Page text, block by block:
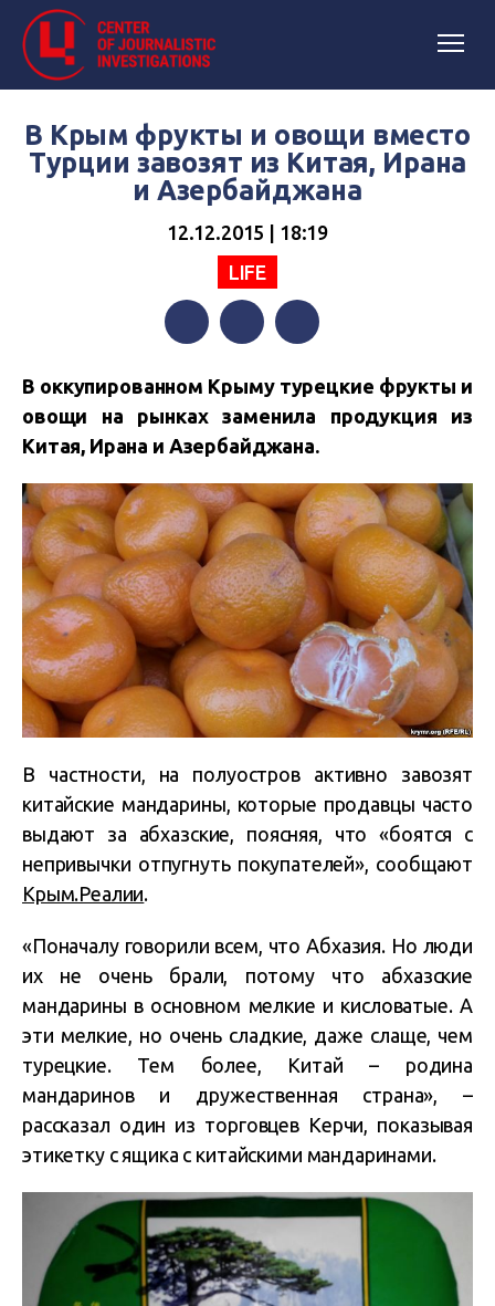
В Крым фрукты и овощи вместо
Турции завозят из Китая, Ирана
и Азербайджана
12.12.2015 | 18:19
LIFE
В оккупированном Крыму турецкие фрукты и
овощи на рынках заменила продукция из
Китая, Ирана и Азербайджана.
В частности, на полуостров активно завозят
китайские мандарины, которые продавцы часто
выдают за абхазские, поясняя, что «боятся с
непривычки отпугнуть покупателей», сообщают
Крым.Реалии.
«Поначалу говорили всем, что Абхазия. Но люди
их не очень брали, потому что абхазские
мандарины в основном мелкие и кисловатые. А
эти мелкие, но очень сладкие, даже слаще, чем
турецкие. Тем более, Китай – родина
мандаринов и дружественная страна», –
рассказал один из торговцев Керчи, показывая
этикетку с ящика с китайскими мандаринами.